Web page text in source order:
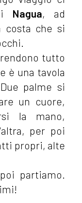
Nagua, ad
costa che si
tutto
è una tavola
palme si
un cuore,
la mano,
per poi
propri, alte
partiamo.